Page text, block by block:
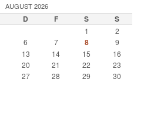
AUGUST 2026
D F S S
1
2
6 7 8
9
13 14 15
16
20 21 22
23
27 28 29
30